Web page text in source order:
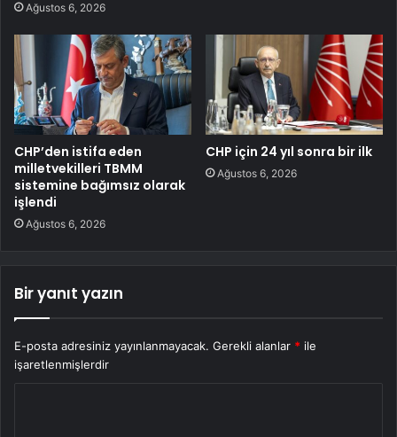
Ağustos 6, 2026
CHP’den istifa eden
milletvekilleri TBMM
sistemine bağımsız olarak
işlendi
Ağustos 6, 2026
CHP için 24 yıl sonra bir ilk
Ağustos 6, 2026
Bir yanıt yazın
E-posta adresiniz yayınlanmayacak. Gerekli alanlar * ile
işaretlenmişlerdir